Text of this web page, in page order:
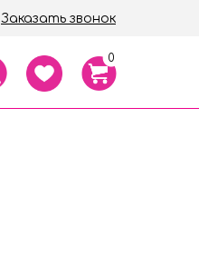
Заказать звонок
0